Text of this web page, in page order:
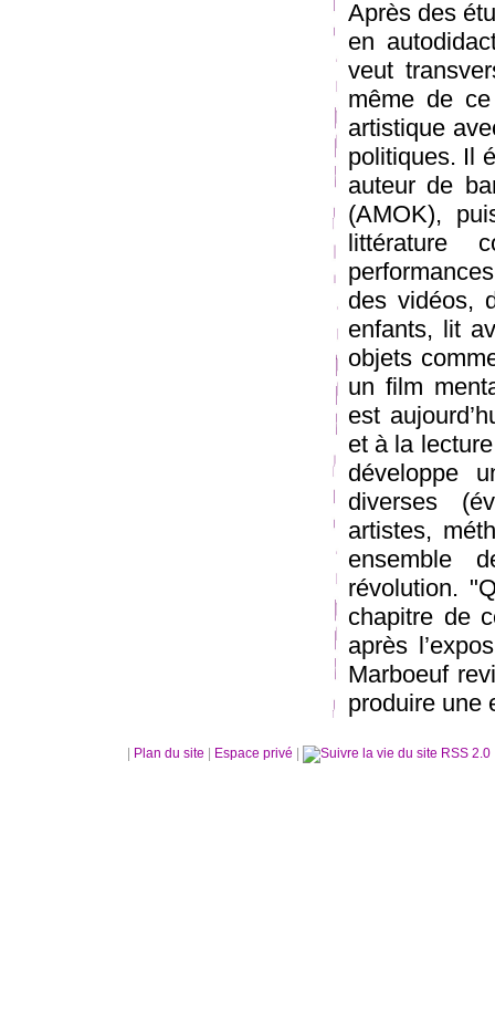
Après des
en
veut
même de
artistique
politiques. Il
auteur de
(AMOK),
littérature
des vidéos,
enfants, lit
objets
un film
est
et à la
développe
diverses
artistes,
ensemble
révolution.
chapitre de
après
Marboeuf
produire une
Plan du site Espace privé RSS 2.0